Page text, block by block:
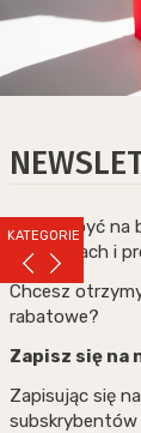
KATEGORIE
Chcesz być na
nowościach i
Chcesz
rabatowe?
Zapisz się na
Zapisując się